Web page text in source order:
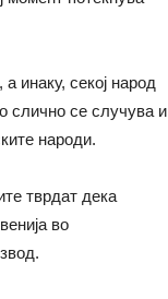
инаку, секој народ
слично се случува и
народи.
тврдат дека
во